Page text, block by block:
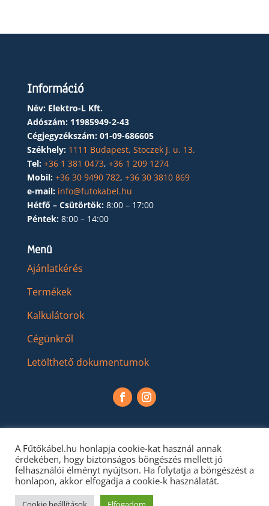
Információ
Név: Elektro-L Kft.
Adószám: 11985949-2-43
Cégjegyzékszám: 01-09-686605
Székhely: 1111 Budapest, Stoczek J. u. 13.
Tel: +36 1 381 0473, +36 1 209 1274
Mobil: +36 30 9490 782, +36 30 3810 869
e-mail: info@futokabel.hu
Hétfő – Csütörtök: 8:00 – 17:00
Péntek: 8:00 – 14:00
Menü
Ajánlatkérés
Termékek
Kalkulátorok
Cégünkről
Letölthető dokumentumok
A Fűtőkábel.hu honlapja cookie-kat használ annak
érdekében, hogy biztonságos böngészés mellett jó
felhasználói élményt nyújtson. Ha folytatja a böngészést a
honlapon, akkor elfogadja a cookie-k használatát.